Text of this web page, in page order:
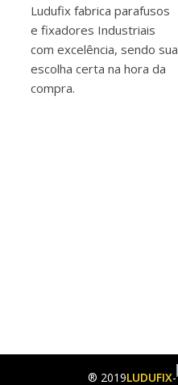
Ludufix fabrica parafusos
e fixadores Industriais
com excelência, sendo sua
escolha certa na hora da
compra.
® 2019LUDUFIX-